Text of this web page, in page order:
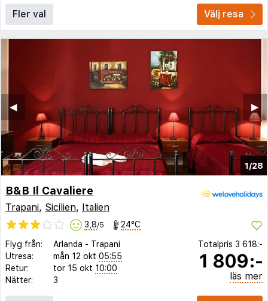
Fler val Välj resa
1/28
▶︎
◀︎
B&B Il Cavaliere
Trapani, Sicilien, Italien
3,8/5 24°C
Flyg från: Arlanda - Trapani
Utresa:
mån 12 okt 05:55
Retur:
tor 15 okt 10:00
Nätter:
3
Totalpris 3 618:-
1 809:-
läs mer